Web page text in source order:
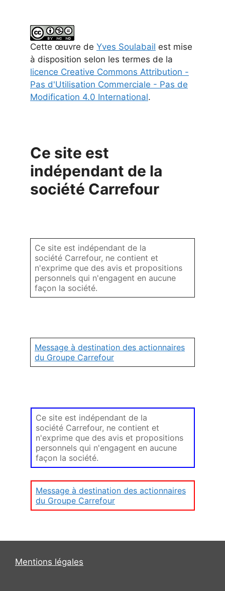
Cette œuvre de Yves Soulabail est mise
à disposition selon les termes de la
licence Creative Commons Attribution -
Pas d'Utilisation Commerciale - Pas de
Modification 4.0 International.
Ce site est
indépendant de la
société Carrefour
Ce site est indépendant de la
société Carrefour, ne contient et
n'exprime que des avis et propositions
personnels qui n'engagent en aucune
façon la société.
Message à destination des actionnaires
du Groupe Carrefour
Ce site est indépendant de la
société Carrefour, ne contient et
n'exprime que des avis et propositions
personnels qui n'engagent en aucune
façon la société.
Message à destination des actionnaires
du Groupe Carrefour
Mentions légales